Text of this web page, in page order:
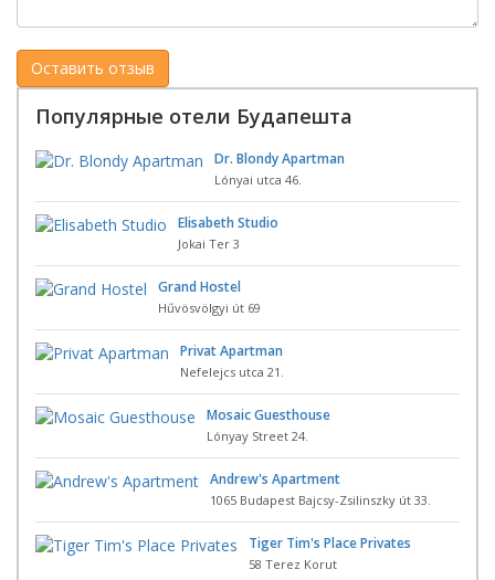
Популярные отели Будапешта
Dr. Blondy Apartman
Lónyai utca 46.
Elisabeth Studio
Jokai Ter 3
Grand Hostel
Hűvösvölgyi út 69
Privat Apartman
Nefelejcs utca 21.
Mosaic Guesthouse
Lónyay Street 24.
Andrew's Apartment
1065 Budapest Bajcsy-Zsilinszky út 33.
Tiger Tim's Place Privates
58 Terez Korut